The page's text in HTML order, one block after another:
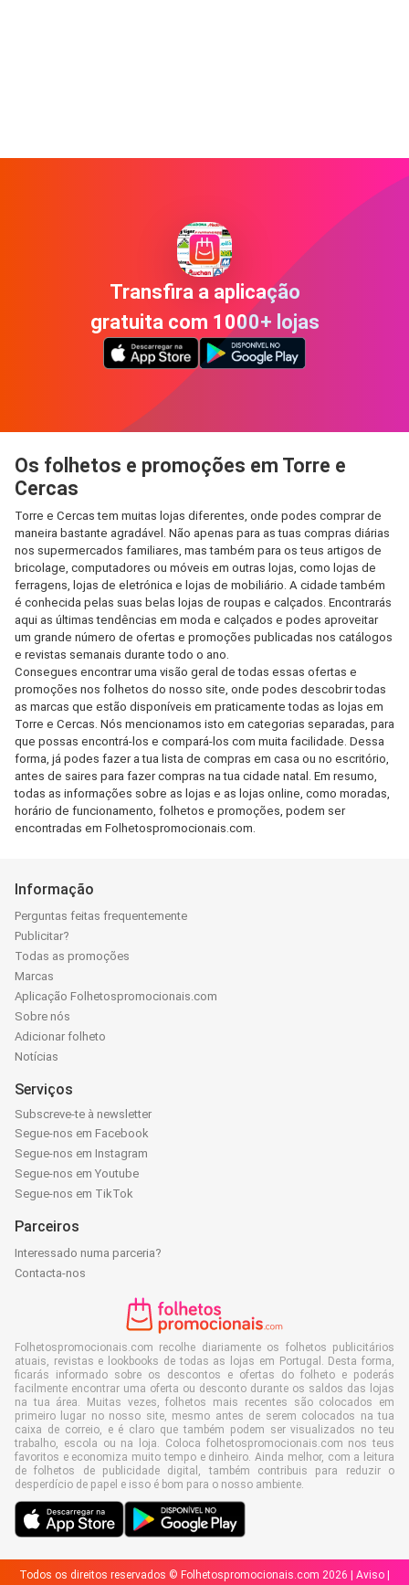
Transfira a aplicação
gratuita com 1000+ lojas
Os folhetos e promoções em Torre e
Cercas
Torre e Cercas tem muitas lojas diferentes, onde podes comprar de
maneira bastante agradável. Não apenas para as tuas compras diárias
nos supermercados familiares, mas também para os teus artigos de
bricolage, computadores ou móveis em outras lojas, como lojas de
ferragens, lojas de eletrónica e lojas de mobiliário. A cidade também
é conhecida pelas suas belas lojas de roupas e calçados. Encontrarás
aqui as últimas tendências em moda e calçados e podes aproveitar
um grande número de ofertas e promoções publicadas nos catálogos
e revistas semanais durante todo o ano.
Consegues encontrar uma visão geral de todas essas ofertas e
promoções nos folhetos do nosso site, onde podes descobrir todas
as marcas que estão disponíveis em praticamente todas as lojas em
Torre e Cercas. Nós mencionamos isto em categorias separadas, para
que possas encontrá-los e compará-los com muita facilidade. Dessa
forma, já podes fazer a tua lista de compras em casa ou no escritório,
antes de saires para fazer compras na tua cidade natal. Em resumo,
todas as informações sobre as lojas e as lojas online, como moradas,
horário de funcionamento, folhetos e promoções, podem ser
encontradas em Folhetospromocionais.com.
Informação
Perguntas feitas frequentemente
Publicitar?
Todas as promoções
Marcas
Aplicação Folhetospromocionais.com
Sobre nós
Adicionar folheto
Notícias
Serviços
Subscreve-te à newsletter
Segue-nos em Facebook
Segue-nos em Instagram
Segue-nos em Youtube
Segue-nos em TikTok
Parceiros
Interessado numa parceria?
Contacta-nos
Folhetospromocionais.com recolhe diariamente os folhetos publicitários
atuais, revistas e lookbooks de todas as lojas em Portugal. Desta forma,
ficarás informado sobre os descontos e ofertas do folheto e poderás
facilmente encontrar uma oferta ou desconto durante os saldos das lojas
na tua área. Muitas vezes, folhetos mais recentes são colocados em
primeiro lugar no nosso site, mesmo antes de serem colocados na tua
caixa de correio, e é claro que também podem ser visualizados no teu
trabalho, escola ou na loja. Coloca folhetospromocionais.com nos teus
favoritos e economiza muito tempo e dinheiro. Ainda melhor, com a leitura
de folhetos de publicidade digital, também contribuis para reduzir o
desperdício de papel e isso é bom para o nosso ambiente.
Todos os direitos reservados © Folhetospromocionais.com 2026 | Aviso